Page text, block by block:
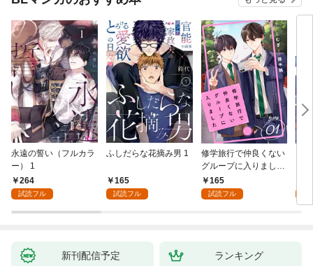
永遠の誓い（フルカラ
ー） 1
264
試読フル
ふしだらな花摘み男 1
165
試読フル
修学旅行で仲良くない
グループに入りました
【単話版】1巻
165
試読フル
が
ら
新刊配信予定 ランキング